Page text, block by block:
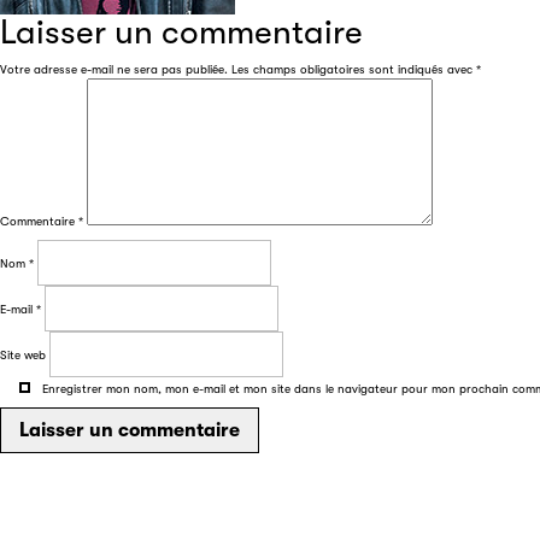
Laisser un commentaire
Votre adresse e-mail ne sera pas publiée. Les champs obligatoires sont indiqués avec *
Commentaire *
Nom *
E-mail *
Site web
Enregistrer mon nom, mon e-mail et mon site dans le navigateur pour mon prochain